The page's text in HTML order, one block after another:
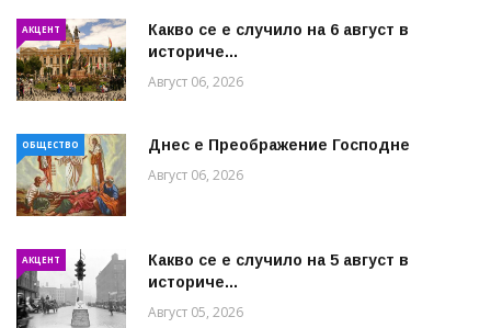
АКЦЕНТ
Какво се е случило на 6 август в
историче...
Август 06, 2026
ОБЩЕСТВО Днес е Преображение Господне
Август 06, 2026
АКЦЕНТ
Какво се е случило на 5 август в
историче...
Август 05, 2026